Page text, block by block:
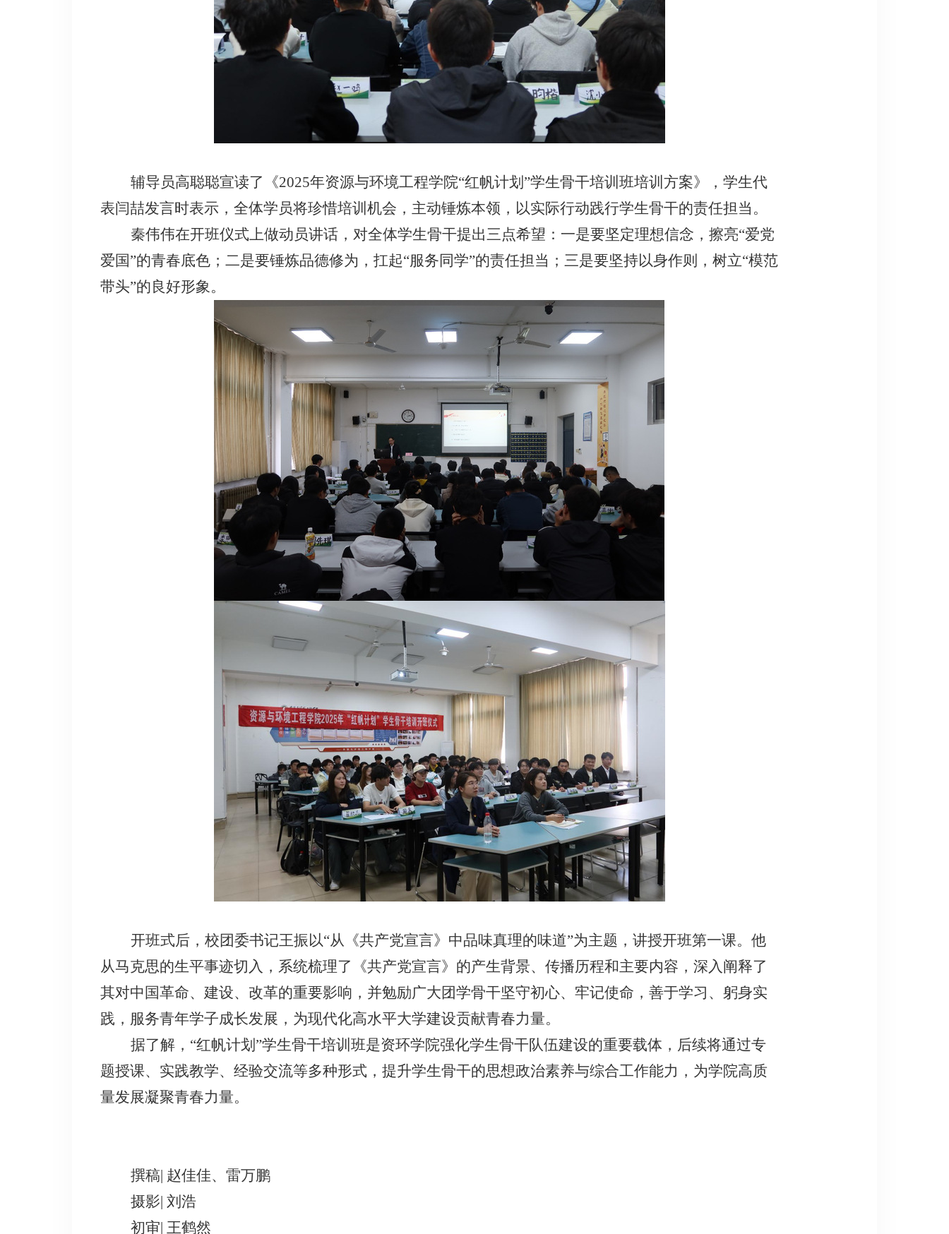
辅导员高聪聪宣读了《2025年资源与环境工程学院“红帆计划”学生骨干培训班培训方案》 ， 学生代
表闫喆发言时表示，全体学员将珍惜培训机会，主动锤炼本领，以实际行动践行学生骨干的责任担当。
秦伟伟在开班仪式上做动员讲话 ， 对全体学生骨干提出三点希望 ：一是要坚定理想信念，擦亮“爱党
爱国”的青春底色；二是要锤炼品德修为，扛起“服务同学”的责任担当；三是要坚持以身作则，树立“模范
带头”的良好形象。
开班式后，校团委书记王振以“从《共产党宣言》中品味真理的味道”为主题，讲授开班第一课。他
从马克思的生平事迹切入，系统梳理了《共产党宣言》的产生背景、传播历程和主要内容，深入阐释了
其对中国革命、建设、改革的重要影响，并勉励广大团学骨干坚守初心、牢记使命，善于学习、躬身实
践，服务青年学子成长发展，为现代化高水平大学建设贡献青春力量。
据了解， “红帆计划”学生骨干培训班是资环学院强化学生骨干队伍建设的重要载体，后续将通过专
题授课、实践教学、经验交流等多种形式，提升学生骨干的思想政治素养与综合工作能力，为学院高质
量发展凝聚青春力量。
撰稿| 赵佳佳、 雷万鹏
摄影| 刘浩
初审| 王鹤然